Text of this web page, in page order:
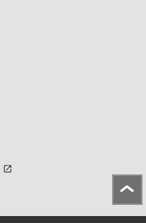
launch